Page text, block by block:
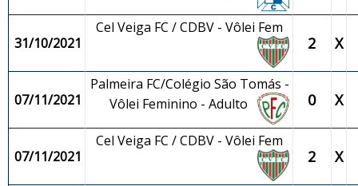
31/10/2021
Cel Veiga FC / CDBV - Vôlei Fem
2 X
07/11/2021
Palmeira FC/Colégio São Tomás -
Vôlei Feminino - Adulto
0 X
07/11/2021
Cel Veiga FC / CDBV - Vôlei Fem
2 X